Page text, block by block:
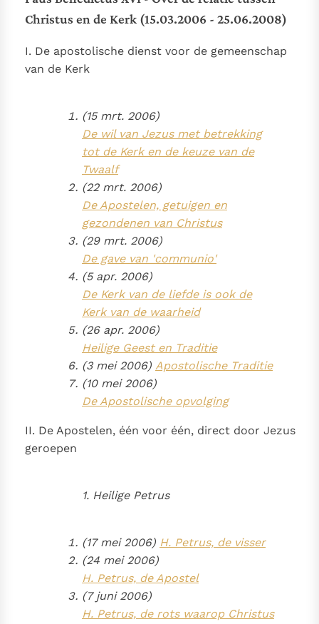
een taak"
Paus in Pavia: St. Augustinus toont ons de noodzaak om
"naar het innerlijk" toe te keren.
RK Documenten stelt heel veel belangrijke
Katholieke Kerk in het Nederlands beschikbaar
en is volledig afhankelijk van donaties.
Ik help mee!
Christus en de Kerk (15.03.2006 - 25.06.2008)
I. De apostolische dienst voor de gemeenschap
van de Kerk
(15 mrt. 2006)
De wil van Jezus met betrekking
tot de Kerk en de keuze van de
Twaalf
(22 mrt. 2006)
De Apostelen, getuigen en
gezondenen van Christus
(29 mrt. 2006)
De gave van 'communio'
(5 apr. 2006)
De Kerk van de liefde is ook de
Kerk van de waarheid
(26 apr. 2006)
Heilige Geest en Traditie
(3 mei 2006) Apostolische Traditie
(10 mei 2006)
De Apostolische opvolging
II. De Apostelen, één voor één, direct door Jezus
geroepen
1. Heilige Petrus
(17 mei 2006) H. Petrus, de visser
(24 mei 2006)
H. Petrus, de Apostel
(7 juni 2006)
H. Petrus, de rots waarop Christus